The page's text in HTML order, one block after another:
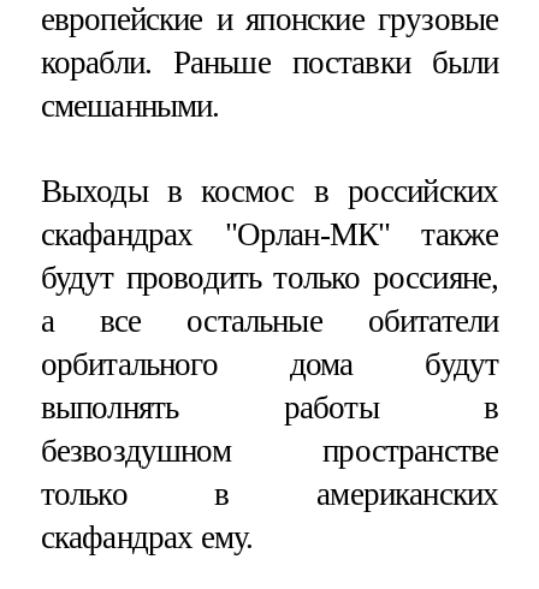
европейские и японские грузовые
корабли. Раньше поставки были
смешанными.
Выходы в космос в российских
скафандрах "Орлан-МК" также
будут проводить только россияне,
а все остальные обитатели
орбитального дома будут
выполнять работы в
безвоздушном пространстве
только в американских
скафандрах ему.